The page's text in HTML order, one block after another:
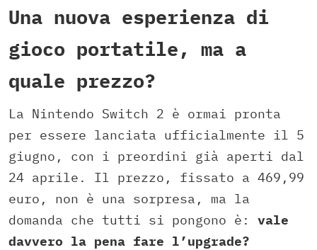
Una nuova esperienza di
gioco portatile, ma a
quale prezzo?
La Nintendo Switch 2 è ormai pronta
per essere lanciata ufficialmente il 5
giugno, con i preordini già aperti dal
24 aprile. Il prezzo, fissato a 469,99
euro, non è una sorpresa, ma la
domanda che tutti si pongono è:
vale
davvero la pena fare l’upgrade?